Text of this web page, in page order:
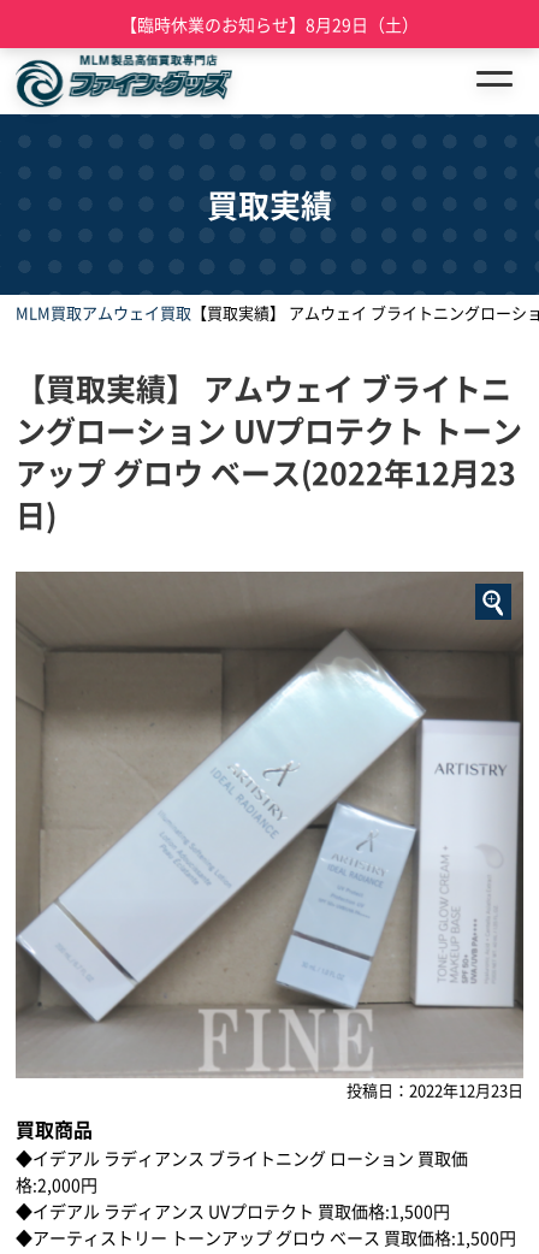
【臨時休業のお知らせ】8月29日（土）
買取実績
MLM買取アムウェイ買取 【買取実績】 アムウェイ ブライトニングロー
【買取実績】 アムウェイ ブライトニ
ングローション UVプロテクト トーン
アップ グロウ ベース(2022年12月23
日)
投稿日：2022年12月23日
買取商品
◆イデアル ラディアンス ブライトニング ローション 買取価
格:2,000円
◆イデアル ラディアンス UVプロテクト 買取価格:1,500円
◆アーティストリー トーンアップ グロウ ベース 買取価格:1,500円